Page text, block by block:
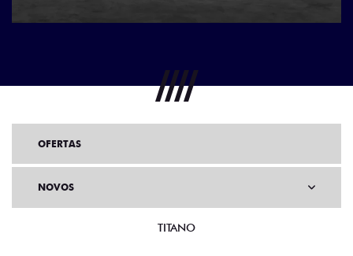
OFERTAS
NOVOS
TITANO